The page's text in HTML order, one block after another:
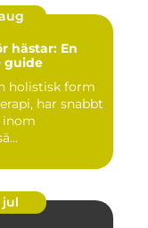
hästar: En
guide
holistisk form
har snabbt
jul